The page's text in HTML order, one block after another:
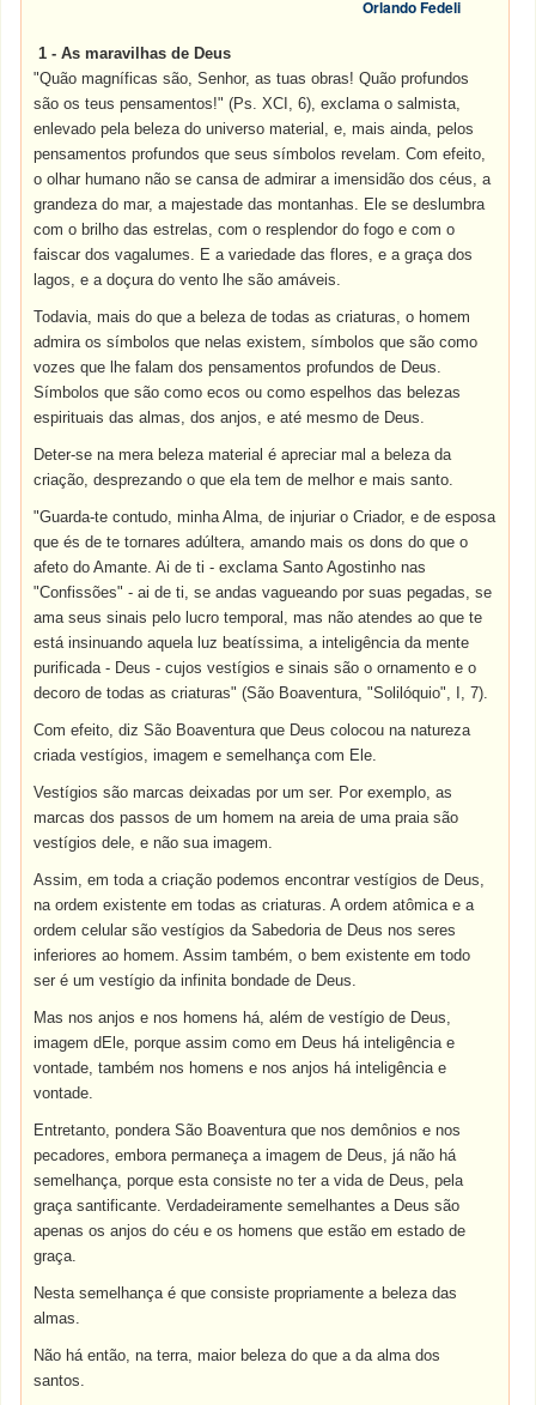
Orlando Fedeli
1 - As maravilhas de Deus
"Quão magníficas são, Senhor, as tuas obras! Quão profundos
são os teus pensamentos!" (Ps. XCI, 6), exclama o salmista,
enlevado pela beleza do universo material, e, mais ainda, pelos
pensamentos profundos que seus símbolos revelam. Com efeito,
o olhar humano não se cansa de admirar a imensidão dos céus, a
grandeza do mar, a majestade das montanhas. Ele se deslumbra
com o brilho das estrelas, com o resplendor do fogo e com o
faiscar dos vagalumes. E a variedade das flores, e a graça dos
lagos, e a doçura do vento lhe são amáveis.
Todavia, mais do que a beleza de todas as criaturas, o homem
admira os símbolos que nelas existem, símbolos que são como
vozes que lhe falam dos pensamentos profundos de Deus.
Símbolos que são como ecos ou como espelhos das belezas
espirituais das almas, dos anjos, e até mesmo de Deus.
Deter-se na mera beleza material é apreciar mal a beleza da
criação, desprezando o que ela tem de melhor e mais santo.
"Guarda-te contudo, minha Alma, de injuriar o Criador, e de esposa
que és de te tornares adúltera, amando mais os dons do que o
afeto do Amante. Ai de ti - exclama Santo Agostinho nas
"Confissões" - ai de ti, se andas vagueando por suas pegadas, se
ama seus sinais pelo lucro temporal, mas não atendes ao que te
está insinuando aquela luz beatíssima, a inteligência da mente
purificada - Deus - cujos vestígios e sinais são o ornamento e o
decoro de todas as criaturas" (São Boaventura, "Solilóquio", I, 7).
Com efeito, diz São Boaventura que Deus colocou na natureza
criada vestígios, imagem e semelhança com Ele.
Vestígios são marcas deixadas por um ser. Por exemplo, as
marcas dos passos de um homem na areia de uma praia são
vestígios dele, e não sua imagem.
Assim, em toda a criação podemos encontrar vestígios de Deus,
na ordem existente em todas as criaturas. A ordem atômica e a
ordem celular são vestígios da Sabedoria de Deus nos seres
inferiores ao homem. Assim também, o bem existente em todo
ser é um vestígio da infinita bondade de Deus.
Mas nos anjos e nos homens há, além de vestígio de Deus,
imagem dEle, porque assim como em Deus há inteligência e
vontade, também nos homens e nos anjos há inteligência e
vontade.
Entretanto, pondera São Boaventura que nos demônios e nos
pecadores, embora permaneça a imagem de Deus, já não há
semelhança, porque esta consiste no ter a vida de Deus, pela
graça santificante. Verdadeiramente semelhantes a Deus são
apenas os anjos do céu e os homens que estão em estado de
graça.
Nesta semelhança é que consiste propriamente a beleza das
almas.
Não há então, na terra, maior beleza do que a da alma dos
santos.